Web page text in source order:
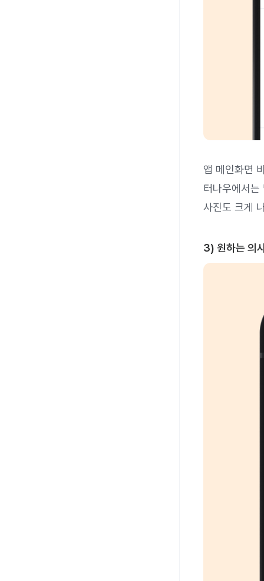
앱 메인화면
터나우에서
사진도 크게
3) 원하는 의